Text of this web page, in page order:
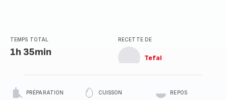
TEMPS TOTAL
1h 35min
RECETTE DE
Tefal
PRÉPARATION CUISSON REPOS